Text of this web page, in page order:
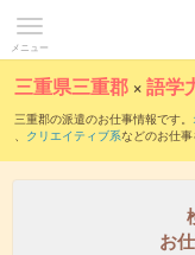
メニュー
三重県三重郡 ×語学
三重郡の派遣のお仕事情報です。
、 クリエイティブ系などのお仕
お